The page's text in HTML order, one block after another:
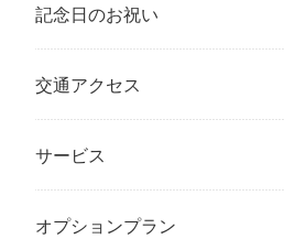
記念日のお祝い
交通アクセス
サービス
オプションプラン